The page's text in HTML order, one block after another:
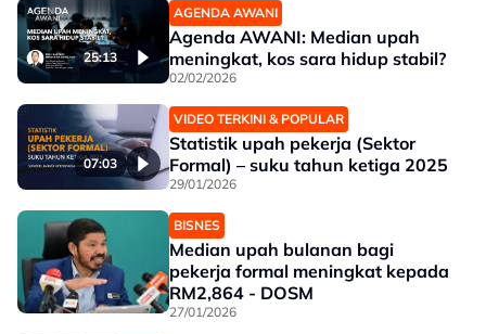
25:13
AGENDA AWANI
Agenda AWANI: Median upah
meningkat, kos sara hidup stabil?
02/02/2026
07:03
VIDEO TERKINI & POPULAR
Statistik upah pekerja (Sektor
Formal) – suku tahun ketiga 2025
29/01/2026
BISNES
Median upah bulanan bagi
pekerja formal meningkat kepada
RM2,864 - DOSM
27/01/2026